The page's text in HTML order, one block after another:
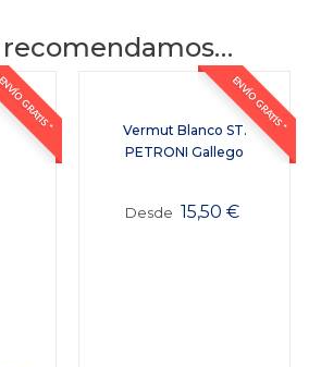
GRATIS * ENVÍO GRATIS *
Vermut Blanco ST.
PETRONI Gallego
Desde 15,50€